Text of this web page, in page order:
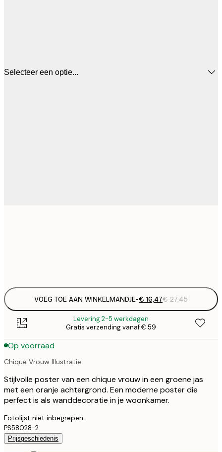
Selecteer een optie...
VOEG TOE AAN WINKELMANDJE-€ 16,47€ 27,45
Levering 2-5 werkdagen
Gratis verzending vanaf € 59
Op voorraad
Chique Vrouw Illustratie
Stijlvolle poster van een chique vrouw in een groene jas
met een oranje achtergrond. Een moderne poster die
perfect is als wanddecoratie in je woonkamer.
Fotolijst niet inbegrepen.
PS58028-2
Prijsgeschiedenis